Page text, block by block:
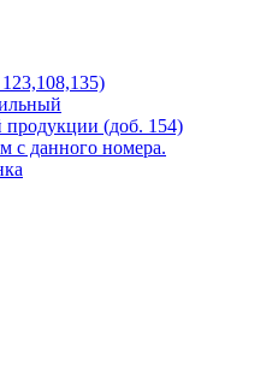
продукции (доб. 154)
с данного номера.